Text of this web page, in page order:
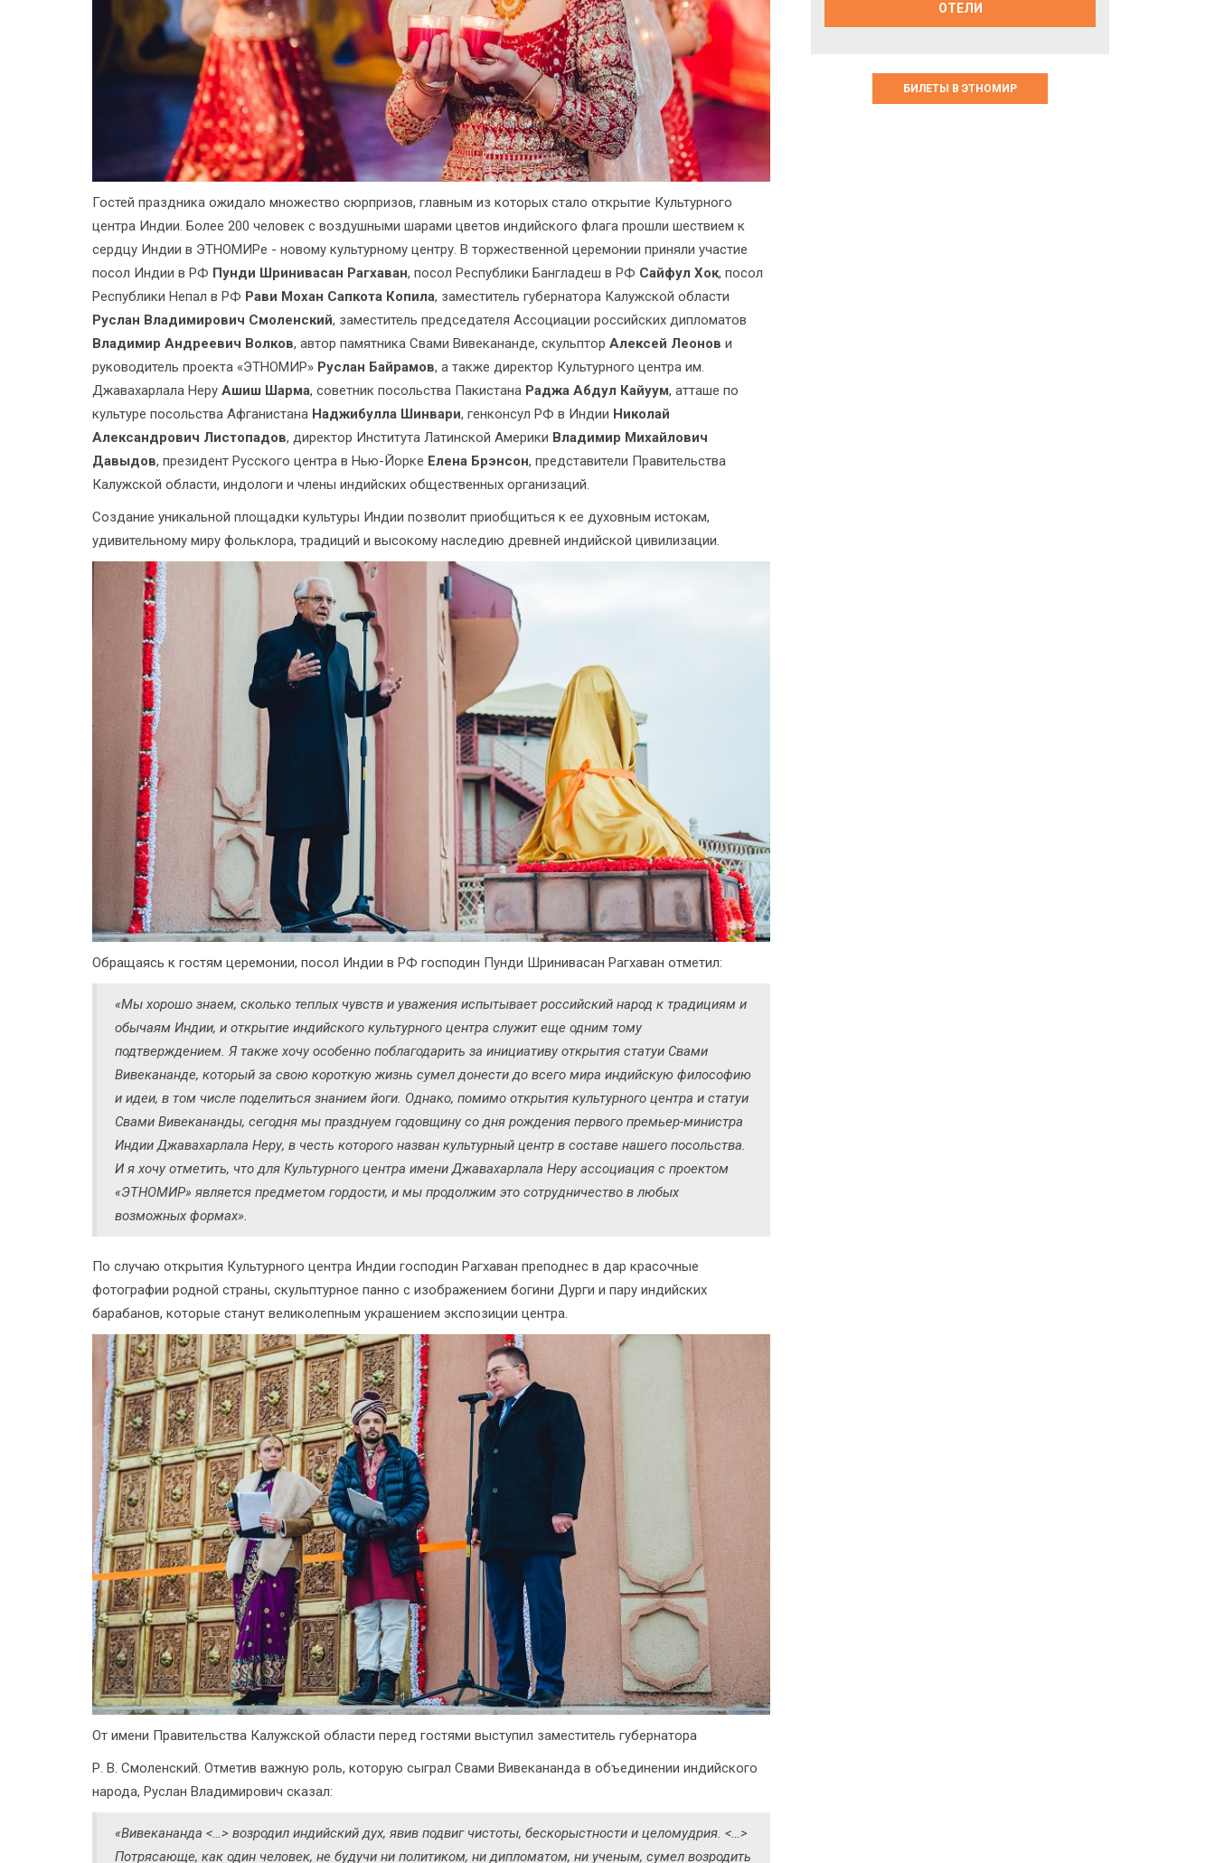
Гостей праздника ожидало множество сюрпризов, главным из которых стало открытие Культурного
центра Индии. Более 200 человек с воздушными шарами цветов индийского флага прошли шествием к
сердцу Индии в ЭТНОМИРе - новому культурному центру. В торжественной церемонии приняли участие
посол Индии в РФ Пунди Шринивасан Рагхаван, посол Республики Бангладеш в РФ Сайфул Хок, посол
Республики Непал в РФ Рави Мохан Сапкота Копила, заместитель губернатора Калужской области
Руслан Владимирович Смоленский, заместитель председателя Ассоциации российских дипломатов
Владимир Андреевич Волков, автор памятника Свами Вивекананде, скульптор Алексей Леонов и
руководитель проекта «ЭТНОМИР» Руслан Байрамов, а также директор Культурного центра им.
Джавахарлала Неру Ашиш Шарма, советник посольства Пакистана Раджа Абдул Кайуум, атташе по
культуре посольства Афганистана Наджибулла Шинвари, генконсул РФ в Индии Николай
Александрович Листопадов, директор Института Латинской Америки Владимир Михайлович
Давыдов, президент Русского центра в Нью-Йорке Елена Брэнсон, представители Правительства
Калужской области, индологи и члены индийских общественных организаций.
Создание уникальной площадки культуры Индии позволит приобщиться к ее духовным истокам,
удивительному миру фольклора, традиций и высокому наследию древней индийской цивилизации.
Обращаясь к гостям церемонии, посол Индии в РФ господин Пунди Шринивасан Рагхаван отметил:
«Мы хорошо знаем, сколько теплых чувств и уважения испытывает российский народ к традициям и
обычаям Индии, и открытие индийского культурного центра служит еще одним тому
подтверждением. Я также хочу особенно поблагодарить за инициативу открытия статуи Свами
Вивекананде, который за свою короткую жизнь сумел донести до всего мира индийскую философию
и идеи, в том числе поделиться знанием йоги. Однако, помимо открытия культурного центра и статуи
Свами Вивекананды, сегодня мы празднуем годовщину со дня рождения первого премьер-министра
Индии Джавахарлала Неру, в честь которого назван культурный центр в составе нашего посольства.
И я хочу отметить, что для Культурного центра имени Джавахарлала Неру ассоциация с проектом
«ЭТНОМИР» является предметом гордости, и мы продолжим это сотрудничество в любых
возможных формах».
По случаю открытия Культурного центра Индии господин Рагхаван преподнес в дар красочные
фотографии родной страны, скульптурное панно с изображением богини Дурги и пару индийских
барабанов, которые станут великолепным украшением экспозиции центра.
От имени Правительства Калужской области перед гостями выступил заместитель губернатора
Р. В. Смоленский. Отметив важную роль, которую сыграл Свами Вивекананда в объединении индийского
народа, Руслан Владимирович сказал:
«Вивекананда <…> возродил индийский дух, явив подвиг чистоты, бескорыстности и целомудрия. <…>
Потрясающе, как один человек, не будучи ни политиком, ни дипломатом, ни ученым, сумел возродить
ОТЕЛИ
БИЛЕТЫ В ЭТНОМИР